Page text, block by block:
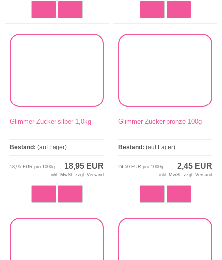
Glimmer Zucker silber 1,0kg
Bestand: (auf Lager)
18,95 EUR
18,95 EUR pro 1000g
inkl. MwSt. zzgl. Versand
Glimmer Zucker bronze 100g
Bestand: (auf Lager)
2,45 EUR
24,50 EUR pro 1000g
inkl. MwSt. zzgl. Versand